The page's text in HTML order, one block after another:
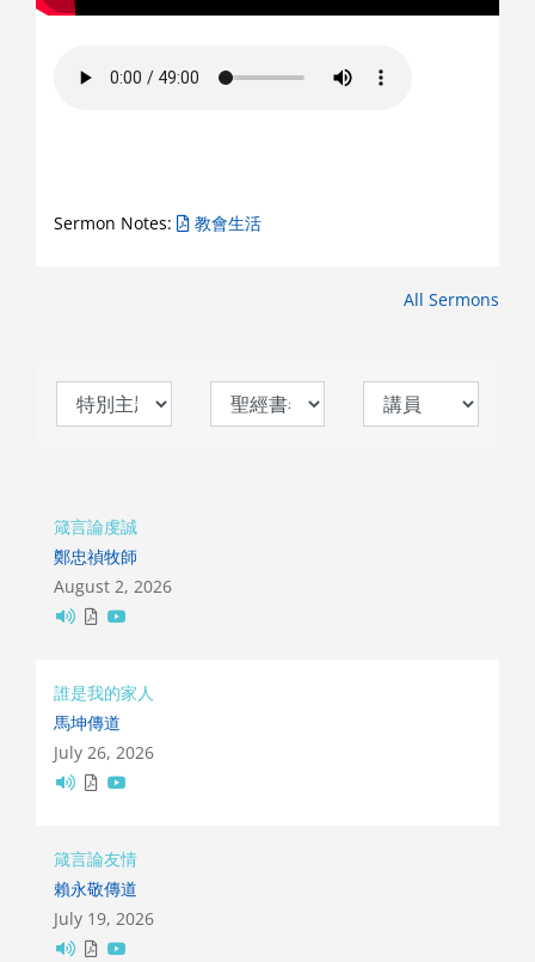
Sermon Notes: 教會生活
All Sermons
箴言論虔誠
鄭忠禎牧師
August 2, 2026
誰是我的家人
馬坤傳道
July 26, 2026
箴言論友情
賴永敬傳道
July 19, 2026